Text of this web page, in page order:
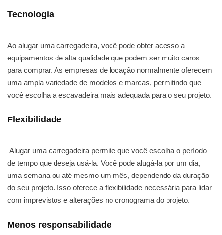
Tecnologia
Ao alugar uma carregadeira, você pode obter acesso a
equipamentos de alta qualidade que podem ser muito caros
para comprar. As empresas de locação normalmente oferecem
uma ampla variedade de modelos e marcas, permitindo que
você escolha a escavadeira mais adequada para o seu projeto.
Flexibilidade
Alugar uma carregadeira permite que você escolha o período
de tempo que deseja usá-la. Você pode alugá-la por um dia,
uma semana ou até mesmo um mês, dependendo da duração
do seu projeto. Isso oferece a flexibilidade necessária para lidar
com imprevistos e alterações no cronograma do projeto.
Menos responsabilidade